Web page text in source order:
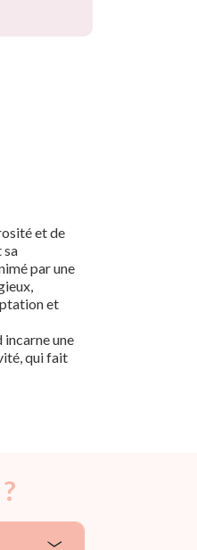
et de
sa
par une
et
incarne une
qui fait